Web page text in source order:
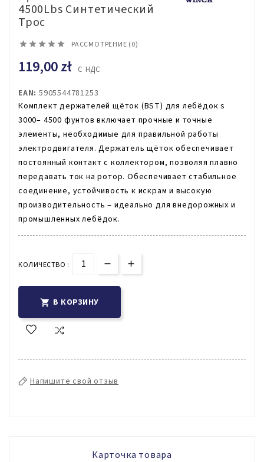
4500Lbs Синтетический
Трос
     РАССМОТРЕНИЕ (0)
119,00 zł С НДС
EAN: 5905544781253
Комплект держателей щёток (BST) для лебёдок s
3000– 4500 фунтов включает прочные и точные
элементы, необходимые для правильной работы
электродвигателя. Держатель щёток обеспечивает
постоянный контакт с коллектором, позволяя плавно
передавать ток на ротор. Обеспечивает стабильное
соединение, устойчивость к искрам и высокую
производительность – идеально для внедорожных и
промышленных лебёдок.
КОЛИЧЕСТВО :
 В КОРЗИНУ
Напишите свой отзыв
Карточка товара